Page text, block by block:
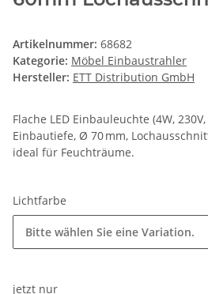
Artikelnummer: 68682
Kategorie: Möbel Einbaustrahler
Hersteller: ETT Distribution GmbH
Flache LED Einbauleuchte (4W,
Einbautiefe, Ø 70 mm,
ideal für Feuchträume.
Lichtfarbe
Bitte wählen Sie eine Variation.
jetzt nur